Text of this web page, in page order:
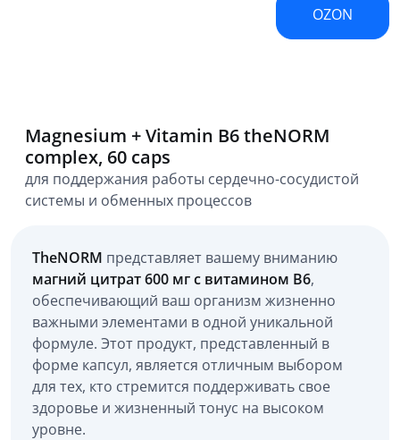
OZON
Magnesium + Vitamin B6 theNORM
complex, 60 caps
для поддержания работы сердечно-сосудистой
системы и обменных процессов
TheNORM представляет вашему вниманию
магний цитрат 600 мг с витамином B6,
обеспечивающий ваш организм жизненно
важными элементами в одной уникальной
формуле. Этот продукт, представленный в
форме капсул, является отличным выбором
для тех, кто стремится поддерживать свое
здоровье и жизненный тонус на высоком
уровне.